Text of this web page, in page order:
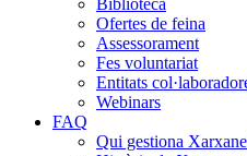
Biblioteca
Ofertes de feina
Assessorament
Fes voluntariat
Entitats
Webinars
FAQ
Qui gestiona